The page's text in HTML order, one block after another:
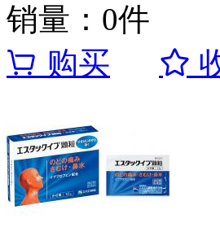
销量：0件
购买